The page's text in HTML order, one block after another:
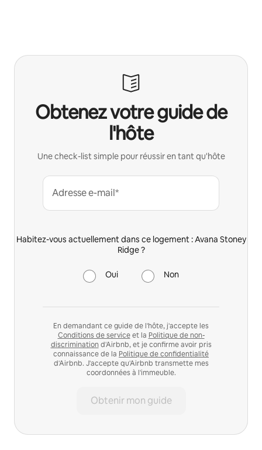
Obtenez votre guide de
l'hôte
Une check-list simple pour réussir en tant qu'hôte
Adresse e-mail*
Habitez-vous actuellement dans ce logement : Avana Stoney
Ridge ?
Oui Non
En demandant ce guide de l'hôte, j'accepte les
Conditions de serviceet la Politique de non-
discrimination d'Airbnb, et je confirme avoir pris
connaissance de la Politique de confidentialité
d'Airbnb. J'accepte qu'Airbnb transmette mes
coordonnées à l'immeuble.
Obtenir mon guide